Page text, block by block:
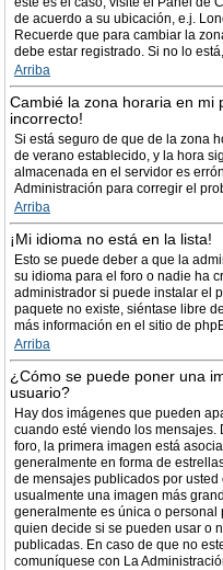
de acuerdo a su ubicación, e.j.
Recuerde que para cambiar la
debe estar registrado. Si no lo
Arriba
Cambié la zona horaria en mi
incorrecto!
Si está seguro de que de la zona
de verano establecido, y la hora
almacenada en el servidor es
Administración para corregir el
Arriba
¡Mi idioma no está en la lista!
Esto se puede deber a que la
su idioma para el foro o nadie ha
administrador si puede instalar el
paquete no existe, siéntase libre
más información en el sitio de
Arriba
¿Cómo se puede poner una
usuario?
Hay dos imágenes que pueden
cuando esté viendo los mensajes.
foro, la primera imagen está
generalmente en forma de
de mensajes publicados por
usualmente una imagen más
generalmente es única o
quien decide si se pueden usar o
publicadas. En caso de que no
comuníquese con La